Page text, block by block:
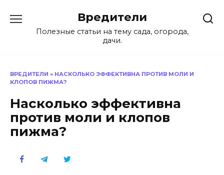
содержанию
Вредители
Полезные статьи на тему сада, огорода,
дачи.
ВРЕДИТЕЛИ » НАСКОЛЬКО ЭФФЕКТИВНА ПРОТИВ МОЛИ И
КЛОПОВ ПИЖМА?
Насколько эффективна
против моли и клопов
пижма?